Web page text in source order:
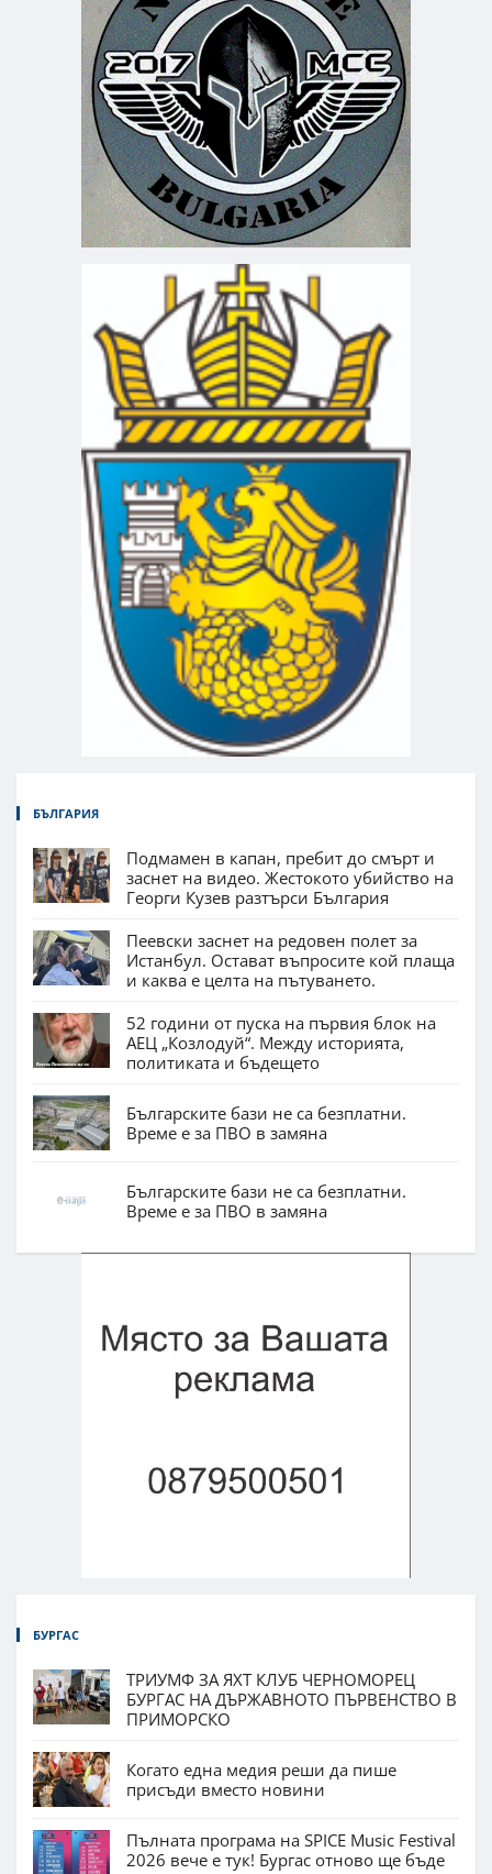
БЪЛГАРИЯ
Подмамен в капан, пребит до смърт и
заснет на видео. Жестокото убийство на
Георги Кузев разтърси България
Пеевски заснет на редовен полет за
Истанбул. Остават въпросите кой плаща
и каква е целта на пътуването.
52 години от пуска на първия блок на
АЕЦ „Козлодуй“. Между историята,
политиката и бъдещето
Българските бази не са безплатни.
Време е за ПВО в замяна
Българските бази не са безплатни.
Време е за ПВО в замяна
БУРГАС
ТРИУМФ ЗА ЯХТ КЛУБ ЧЕРНОМОРЕЦ
БУРГАС НА ДЪРЖАВНОТО ПЪРВЕНСТВО В
ПРИМОРСКО
Когато една медия реши да пише
присъди вместо новини
Пълната програма на SPICE Music Festival
2026 вече е тук! Бургас отново ще бъде